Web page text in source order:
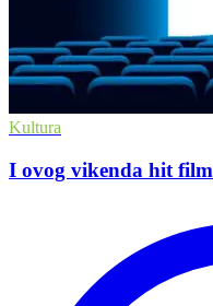
Kultura
I ovog vikenda hit film